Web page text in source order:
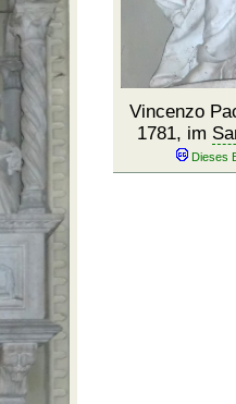
Vincenzo
1781, im